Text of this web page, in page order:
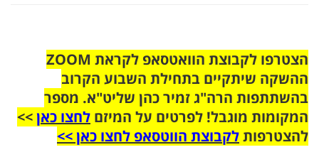
הצטרפו לקבוצת הוואטסאפ לקראת ZOOM
ההשקה שיתקיים בתחילת השבוע הקרוב
בהשתתפות הרה"ג זמיר כהן שליט"א. מספר
המקומות מוגבל! לפרטים על המיזם לחצו כאן>>
להצטרפותלקבוצת הווטסאפ לחצו כאן >>